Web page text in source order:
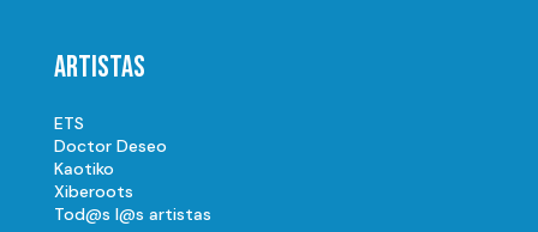
Artistas
ETS
Doctor Deseo
Kaotiko
Xiberoots
Tod@s l@s artistas